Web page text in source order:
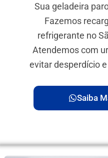
Sua geladeira
Fazemos
refrigerante no
Atendemos com
evitar desperdício
Saiba